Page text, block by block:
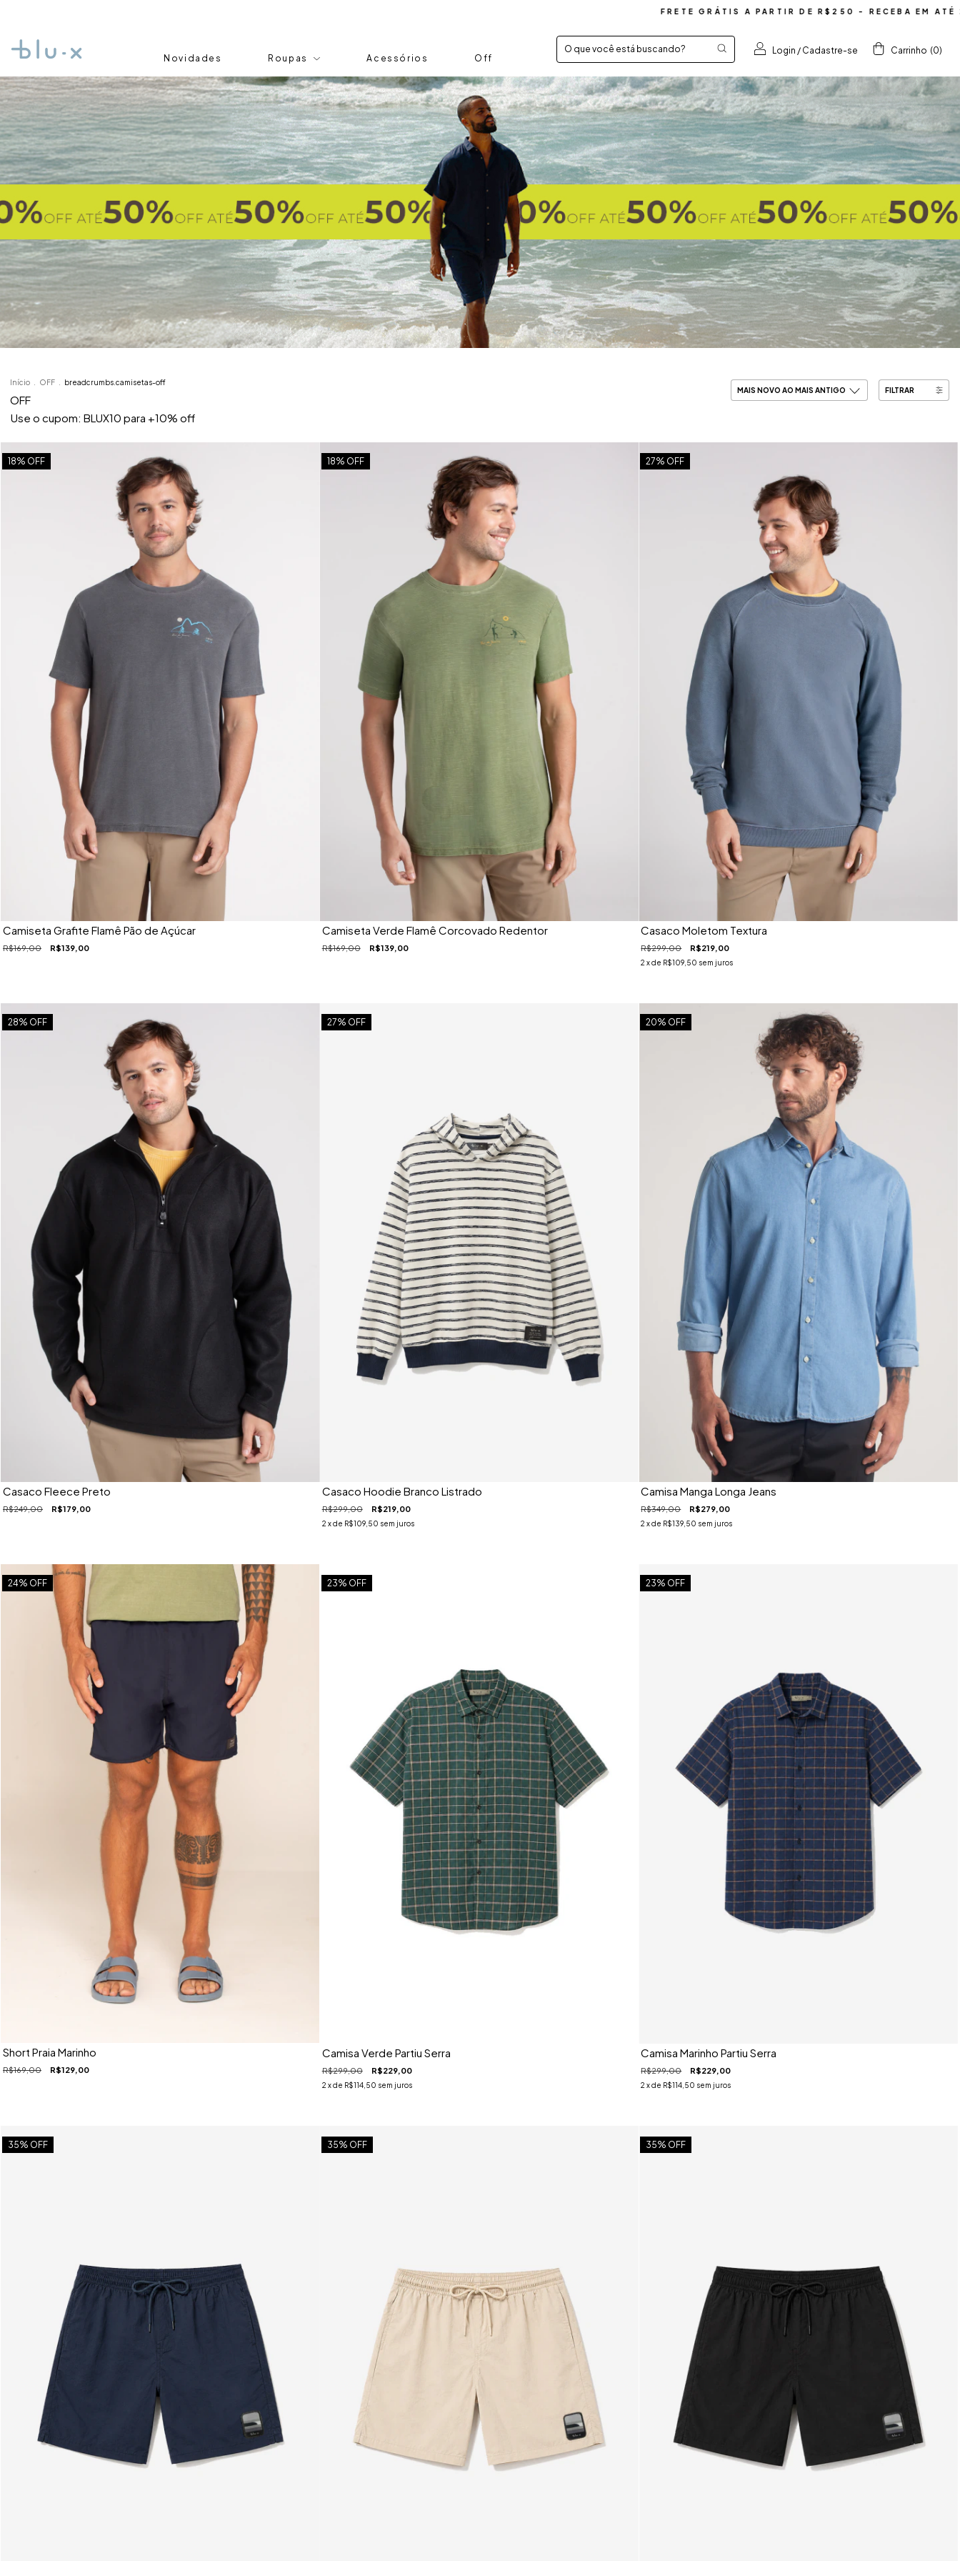
FRETE GRÁTIS A PARTIR DE R$250 - RECEBA EM ATÉ 24H - CONSULTE SEU
Novidades Roupas Acessórios Off
Login / Cadastre-se Carrinho (0)
Início OFF breadcrumbs.camisetas-off
OFF
FILTRAR
Use o cupom: BLUX10 para +10% off
18% OFF
Camiseta Grafite Flamê Pão de Açúcar
R$169,00 R$139,00
18% OFF
Camiseta Verde Flamê Corcovado Redentor
R$169,00 R$139,00
27% OFF
Casaco Moletom Textura
R$299,00 R$219,00
2 x de R$109,50 sem juros
28% OFF
Casaco Fleece Preto
R$249,00 R$179,00
27% OFF
Casaco Hoodie Branco Listrado
R$299,00 R$219,00
2 x de R$109,50 sem juros
20% OFF
Camisa Manga Longa Jeans
R$349,00 R$279,00
2 x de R$139,50 sem juros
24% OFF
Short Praia Marinho
R$169,00 R$129,00
23% OFF
Camisa Verde Partiu Serra
R$299,00 R$229,00
2 x de R$114,50 sem juros
23% OFF
Camisa Marinho Partiu Serra
R$299,00 R$229,00
2 x de R$114,50 sem juros
35% OFF 35% OFF 35% OFF